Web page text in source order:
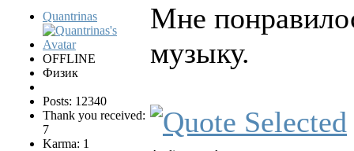
Quantrinas
OFFLINE
Физик
Posts: 12340
Thank you received:
7
Karma: 1
Мне
музыку.